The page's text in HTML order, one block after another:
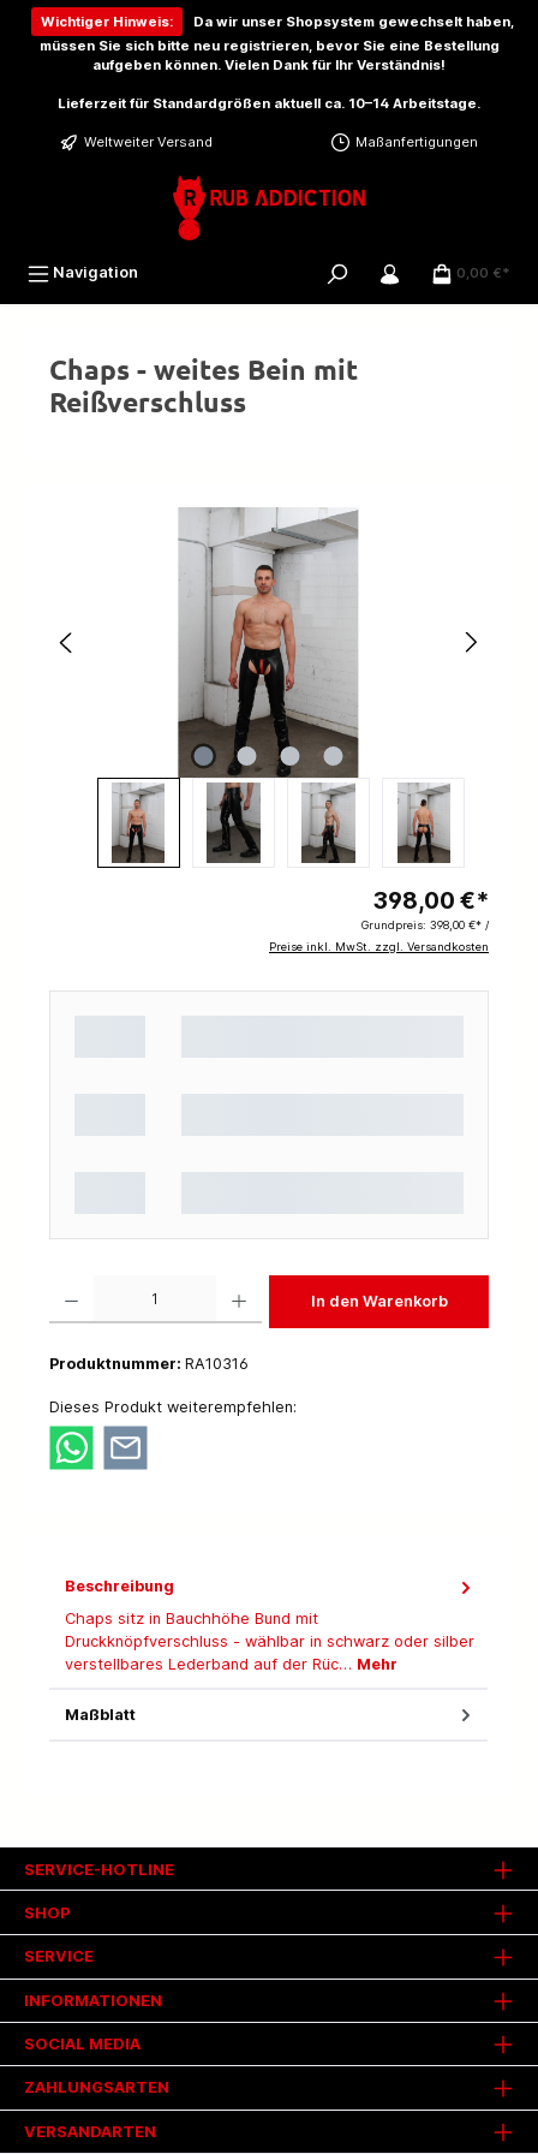
springen
Wichtiger Hinweis:
Da wir unser Shopsystem gewechselt haben,
müssen Sie sich bitte neu registrieren, bevor Sie eine Bestellung
aufgeben können. Vielen Dank für Ihr Verständnis!
Lieferzeit für Standardgrößen aktuell ca. 10–14 Arbeitstage.
Weltweiter Versand Maßanfertigungen
Navigation 0,00 €*
Chaps - weites Bein mit
Reißverschluss
398,00 €*
Grundpreis: 398,00 €* /
Preise inkl. MwSt. zzgl. Versandkosten
In den Warenkorb
Produktnummer: RA10316
Dieses Produkt weiterempfehlen:
Beschreibung
Chaps sitz in Bauchhöhe Bund mit
Druckknöpfverschluss - wählbar in schwarz oder silber
verstellbares Lederband auf der Rüc… Mehr
Maßblatt
SHOP
SERVICE
INFORMATIONEN
SERVICE-HOTLINE
SOCIAL MEDIA
ZAHLUNGSARTEN
VERSANDARTEN